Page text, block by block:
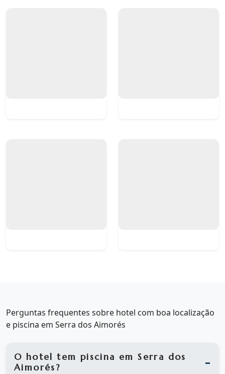
Perguntas frequentes sobre hotel com boa localização
e piscina em Serra dos Aimorés
O hotel tem piscina em Serra dos
Aimorés?